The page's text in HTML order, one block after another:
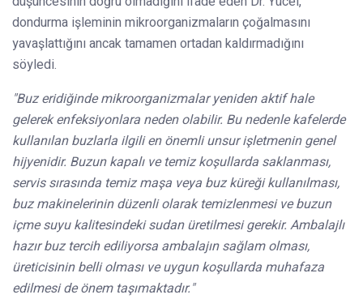
dondurma işleminin mikroorganizmaların çoğalmasını
yavaşlattığını ancak tamamen ortadan kaldırmadığını
söyledi.
"Buz eridiğinde mikroorganizmalar yeniden aktif hale
gelerek enfeksiyonlara neden olabilir. Bu nedenle kafelerde
kullanılan buzlarla ilgili en önemli unsur işletmenin genel
hijyenidir. Buzun kapalı ve temiz koşullarda saklanması,
servis sırasında temiz maşa veya buz küreği kullanılması,
buz makinelerinin düzenli olarak temizlenmesi ve buzun
içme suyu kalitesindeki sudan üretilmesi gerekir. Ambalajlı
hazır buz tercih ediliyorsa ambalajın sağlam olması,
üreticisinin belli olması ve uygun koşullarda muhafaza
edilmesi de önem taşımaktadır."